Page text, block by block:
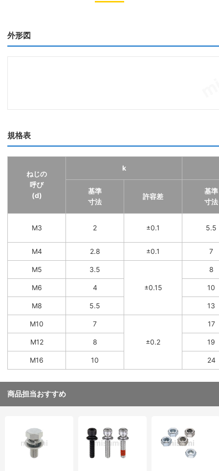
外形図
規格表
ねじの
呼び
(d)
k
基準
寸法
許容差
基準
寸法
M3 2 ±0.1 5.5
M4 2.8 ±0.1 7
M5 3.5
±0.15
8
M6 4 10
M8 5.5 13
M10 7
±0.2
17
M12 8 19
M16 10 24
商品担当おすすめ